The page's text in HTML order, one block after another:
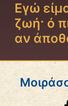
Εγώ
ζωή· ό
αν